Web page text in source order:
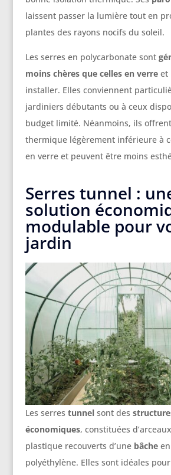
laissent passer la lumière tout en
plantes des rayons nocifs du soleil.
Les serres en polycarbonate sont
moins chères que celles en verreet
installer. Elles conviennent
jardiniers débutants ou à ceux
budget limité. Néanmoins, ils
thermique légèrement inférieure à
en verre et peuvent être moins
Serres tunnel :
solution
modulable pour
jardin
Les serres tunnelsont des
économiques, constituées
plastique recouverts d’une bâcheen
polyéthylène. Elles sont idéales